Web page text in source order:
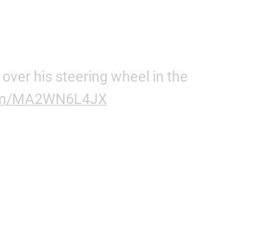
his steering wheel in the
MA2WN6L4JX